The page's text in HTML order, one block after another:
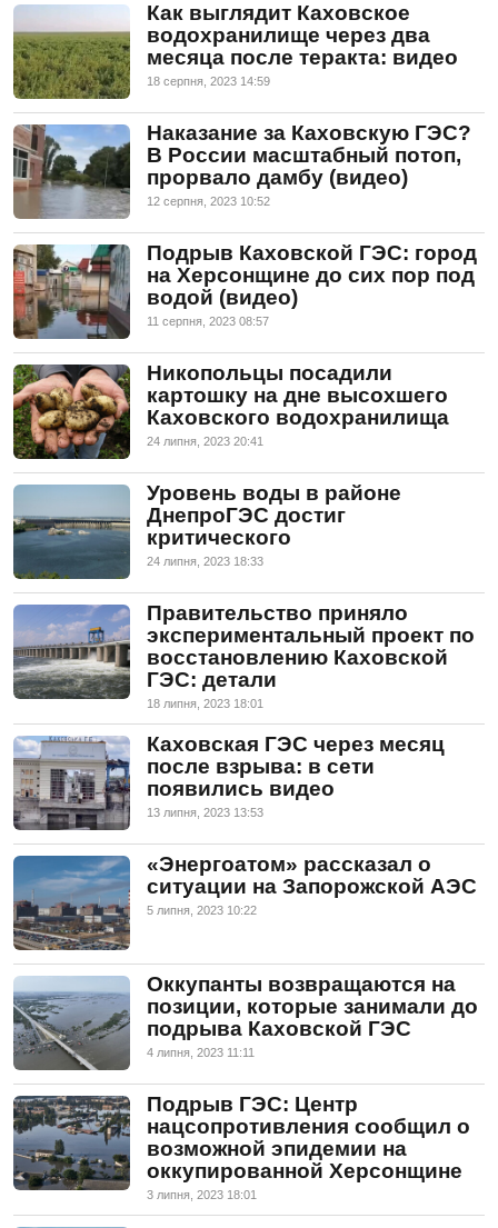
Как выглядит Каховское
водохранилище через два
месяца после теракта: видео
18 серпня, 2023 14:59
Наказание за Каховскую ГЭС?
В России масштабный потоп,
прорвало дамбу (видео)
12 серпня, 2023 10:52
Подрыв Каховской ГЭС: город
на Херсонщине до сих пор под
водой (видео)
11 серпня, 2023 08:57
Никопольцы посадили
картошку на дне высохшего
Каховского водохранилища
24 липня, 2023 20:41
Уровень воды в районе
ДнепроГЭС достиг
критического
24 липня, 2023 18:33
Правительство приняло
экспериментальный проект по
восстановлению Каховской
ГЭС: детали
18 липня, 2023 18:01
Каховская ГЭС через месяц
после взрыва: в сети
появились видео
13 липня, 2023 13:53
«Энергоатом» рассказал о
ситуации на Запорожской АЭС
5 липня, 2023 10:22
Оккупанты возвращаются на
позиции, которые занимали до
подрыва Каховской ГЭС
4 липня, 2023 11:11
Подрыв ГЭС: Центр
нацсопротивления сообщил о
возможной эпидемии на
оккупированной Херсонщине
3 липня, 2023 18:01